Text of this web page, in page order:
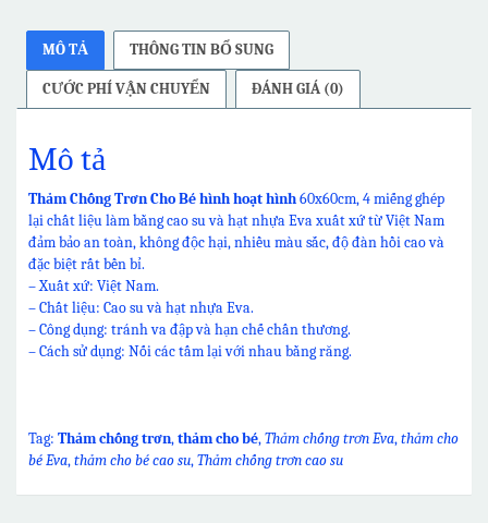
số
lượngMÔ TẢ THÔNG TIN BỔ SUNG
CƯỚC PHÍ VẬN CHUYỂN ĐÁNH GIÁ (0)
Mô tả
Thảm Chống Trơn Cho Bé hình hoạt hình60x60cm, 4 miếng ghép
lại chất liệu làm bằng cao su và hạt nhựa Eva xuất xứ từ Việt Nam
đảm bảo an toàn, không độc hại, nhiều màu sắc, độ đàn hồi cao và
đặc biệt rất bền bỉ.
– Xuất xứ: Việt Nam.
– Chất liệu: Cao su và hạt nhựa Eva.
– Công dụng: tránh va đập và hạn chế chấn thương.
– Cách sử dụng: Nối các tấm lại với nhau bằng răng.
Tag: Thảm chống trơn,thảm cho bé,Thảm chống trơn Eva,thảm cho
bé Eva,thảm cho bé cao su,Thảm chống trơn cao su